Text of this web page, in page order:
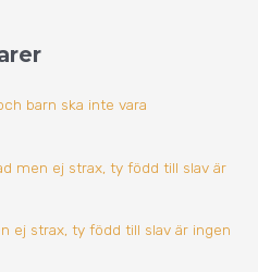
barn ska inte vara
men ej strax, ty född till slav är
ej strax, ty född till slav är ingen